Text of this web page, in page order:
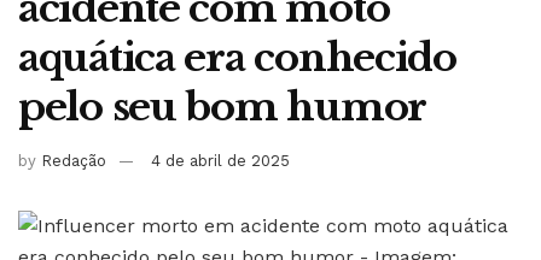
aquática era conhecido
pelo seu bom humor
by Redação 4 de abril de 2025